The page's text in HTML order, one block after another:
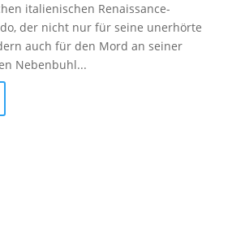
italienischen Renaissance-
der nicht nur für seine unerhörte
auch für den Mord an seiner
Nebenbuhl...